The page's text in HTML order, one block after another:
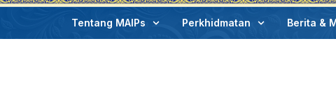
Tentang MAIPs Perkhidmatan Berita &
Joe Februari 3, 2025